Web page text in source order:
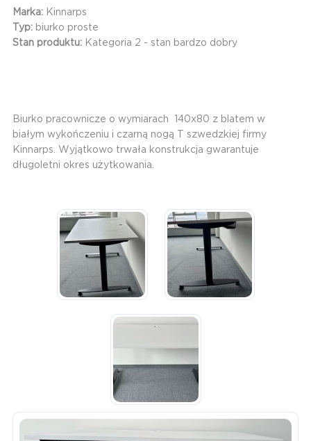
Marka: Kinnarps
Typ: biurko proste
Stan produktu: Kategoria 2 - stan bardzo dobry
Biurko pracownicze o wymiarach 140x80 z blatem w
białym wykończeniu i czarną nogą T szwedzkiej firmy
Kinnarps. Wyjątkowo trwała konstrukcja gwarantuje
długoletni okres użytkowania.